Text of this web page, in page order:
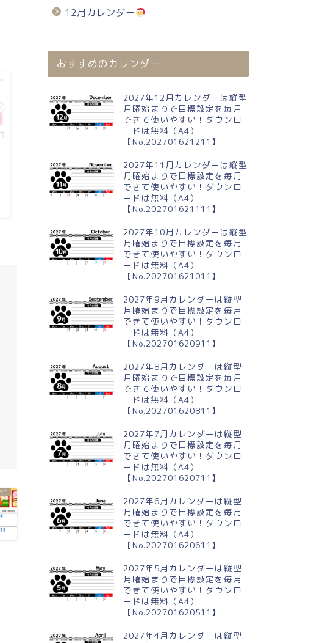
ずらんイラストのかわいいA4無
料カレンダー(202...
生活イラストのおしゃれA4無料
カレンダー(2025...
12月カレンダー
おすすめのカレンダー
2027年12月カレンダーは縦型
月曜始まりで目標設定を毎月
できて使いやすい！ダウンロ
ードは無料（A4）
【No.202701621211】
2027年11月カレンダーは縦型
月曜始まりで目標設定を毎月
できて使いやすい！ダウンロ
ードは無料（A4）
【No.202701621111】
2027年10月カレンダーは縦型
月曜始まりで目標設定を毎月
できて使いやすい！ダウンロ
ードは無料（A4）
【No.202701621011】
2027年9月カレンダーは縦型
月曜始まりで目標設定を毎月
できて使いやすい！ダウンロ
ードは無料（A4）
【No.202701620911】
2027年8月カレンダーは縦型
月曜始まりで目標設定を毎月
できて使いやすい！ダウンロ
ードは無料（A4）
【No.202701620811】
2027年7月カレンダーは縦型
月曜始まりで目標設定を毎月
できて使いやすい！ダウンロ
ードは無料（A4）
【No.202701620711】
2027年6月カレンダーは縦型
月曜始まりで目標設定を毎月
できて使いやすい！ダウンロ
ードは無料（A4）
【No.202701620611】
2027年5月カレンダーは縦型
月曜始まりで目標設定を毎月
できて使いやすい！ダウンロ
ードは無料（A4）
【No.202701620511】
2027年4月カレンダーは縦型